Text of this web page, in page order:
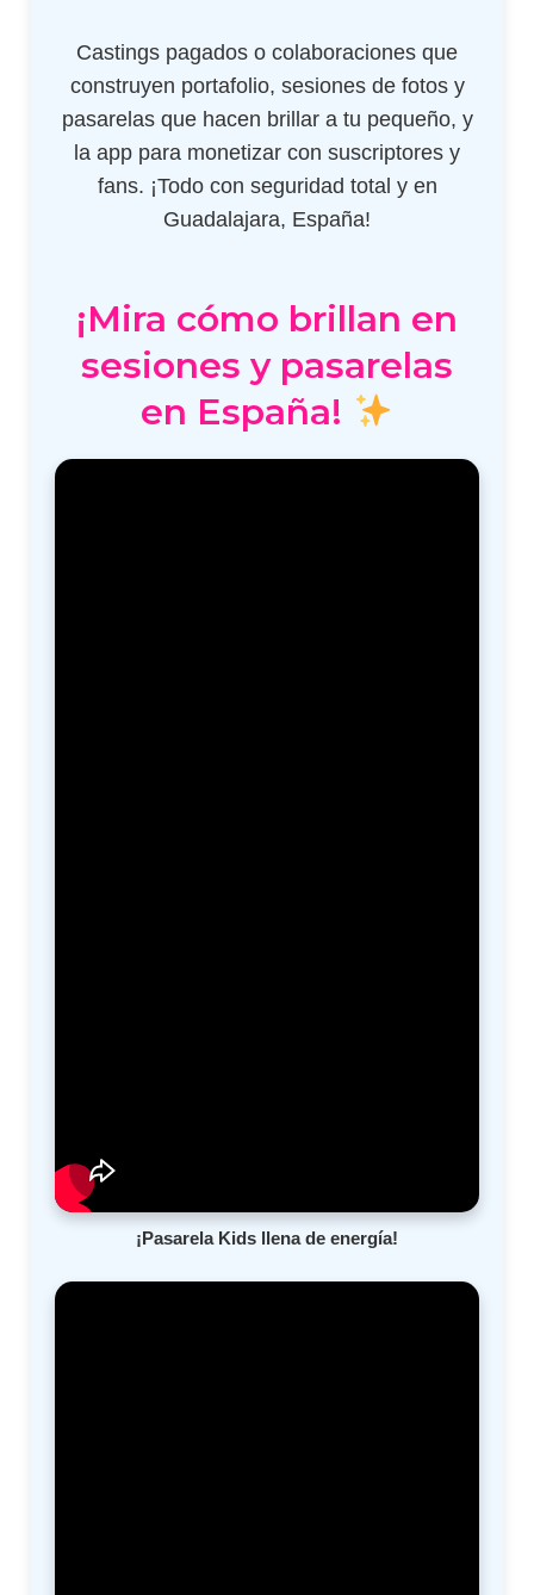
Castings pagados o colaboraciones que
construyen portafolio, sesiones de fotos y
pasarelas que hacen brillar a tu pequeño, y
la app para monetizar con suscriptores y
fans. ¡Todo con seguridad total y en
Guadalajara, España!
¡Mira cómo brillan en
sesiones y pasarelas
en España!
¡Pasarela Kids llena de energía!